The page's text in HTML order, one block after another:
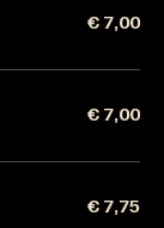
€ 7,00
€ 7,00
€ 7,75